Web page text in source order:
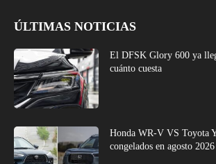
ÚLTIMAS NOTICIAS
El DFSK Glory 600 ya
cuánto cuesta
Honda WR-V VS Toyota
congelados en agosto 2026